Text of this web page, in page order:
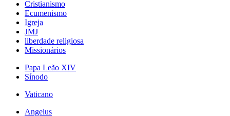
Cristianismo
Ecumenismo
Igreja
JMJ
liberdade religiosa
Missionários
Papa Leão XIV
Sínodo
Vaticano
Angelus